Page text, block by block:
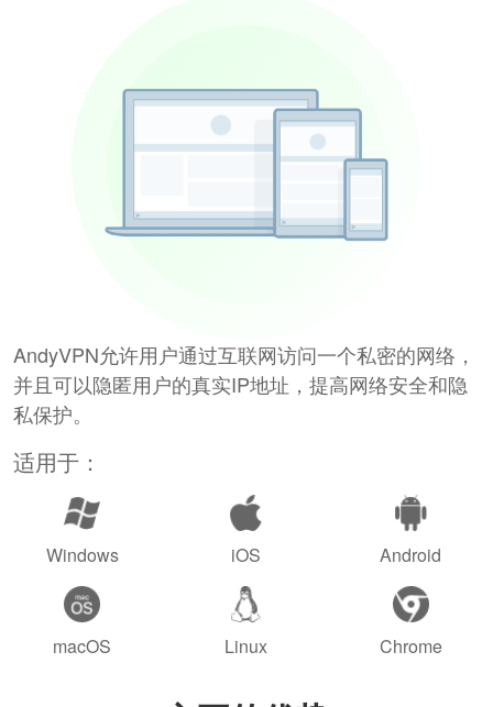
AndyVPN允许用户通过互联网访问一个私密的网络，
并且可以隐匿用户的真实IP地址，提高网络安全和隐
私保护。
适用于：
Windows iOS Android
macOS Linux Chrome